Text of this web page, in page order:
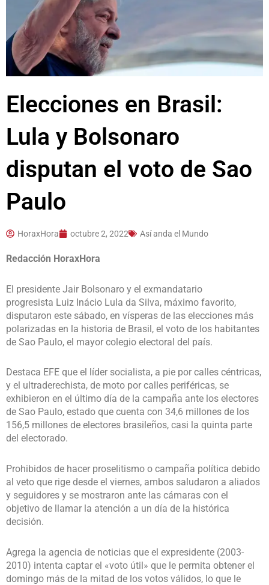
Elecciones en Brasil:
Lula y Bolsonaro
disputan el voto de Sao
Paulo
HoraxHora octubre 2, 2022 Así anda el Mundo
Redacción HoraxHora
El presidente Jair Bolsonaro y el exmandatario
progresista Luiz Inácio Lula da Silva, máximo favorito,
disputaron este sábado, en vísperas de las elecciones más
polarizadas en la historia de Brasil, el voto de los habitantes
de Sao Paulo, el mayor colegio electoral del país.
Destaca EFE que el líder socialista, a pie por calles céntricas,
y el ultraderechista, de moto por calles periféricas, se
exhibieron en el último día de la campaña ante los electores
de Sao Paulo, estado que cuenta con 34,6 millones de los
156,5 millones de electores brasileños, casi la quinta parte
del electorado.
Prohibidos de hacer proselitismo o campaña política debido
al veto que rige desde el viernes, ambos saludaron a aliados
y seguidores y se mostraron ante las cámaras con el
objetivo de llamar la atención a un día de la histórica
decisión.
Agrega la agencia de noticias que el expresidente (2003-
2010) intenta captar el «voto útil» que le permita obtener el
domingo más de la mitad de los votos válidos, lo que le